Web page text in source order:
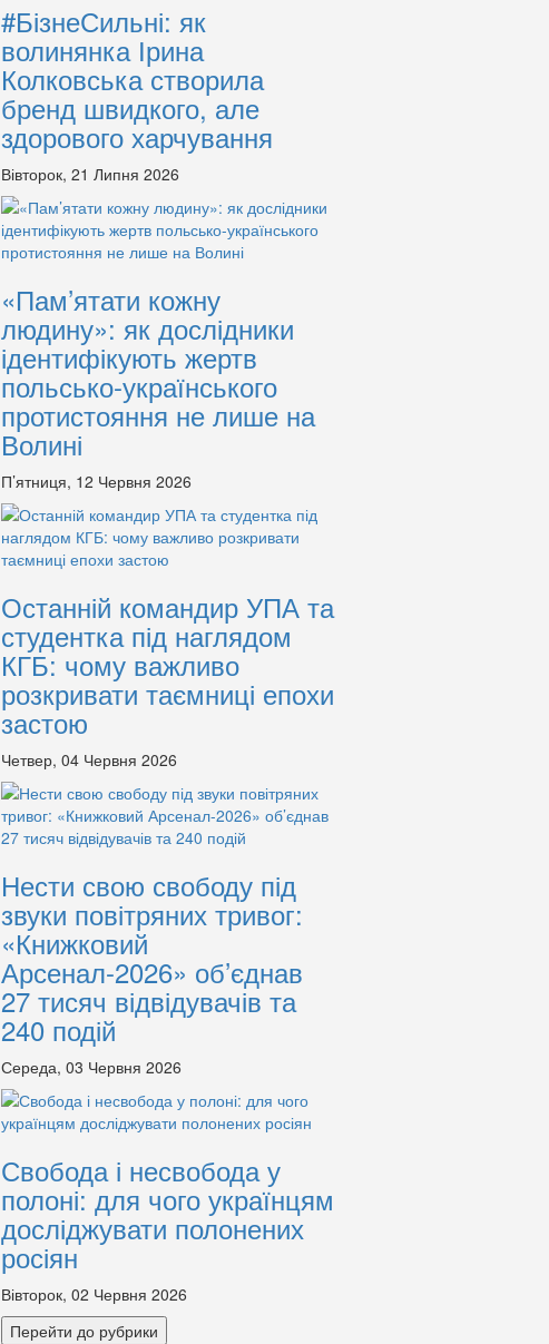
#БізнеСильні: як
волинянка Ірина
Колковська створила
бренд швидкого, але
здорового харчування
Вівторок, 21 Липня 2026
«Пам’ятати кожну
людину»: як дослідники
ідентифікують жертв
польсько-українського
протистояння не лише на
Волині
П’ятниця, 12 Червня 2026
Останній командир УПА та
студентка під наглядом
КГБ: чому важливо
розкривати таємниці епохи
застою
Четвер, 04 Червня 2026
Нести свою свободу під
звуки повітряних тривог:
«Книжковий
Арсенал-2026» об’єднав
27 тисяч відвідувачів та
240 подій
Середа, 03 Червня 2026
Свобода і несвобода у
полоні: для чого українцям
досліджувати полонених
росіян
Вівторок, 02 Червня 2026
Перейти до рубрики